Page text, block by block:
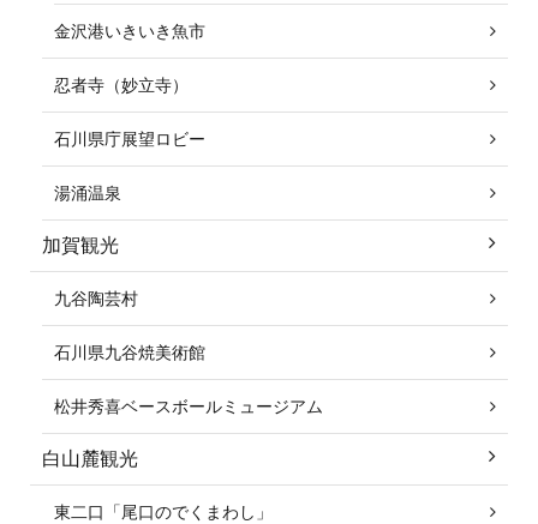
金沢港いきいき魚市
忍者寺（妙立寺）
石川県庁展望ロビー
湯涌温泉
加賀観光
九谷陶芸村
石川県九谷焼美術館
松井秀喜ベースボールミュージアム
白山麓観光
東二口「尾口のでくまわし」